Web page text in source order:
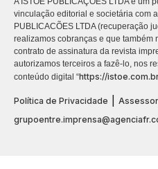
vinculação editorial e societária com
PUBLICACÕES LTDA (recuperação
realizamos cobranças e que também
contrato de assinatura da revista
autorizamos terceiros a fazê-lo, nos
conteúdo digital “https://
Política de Privacidade